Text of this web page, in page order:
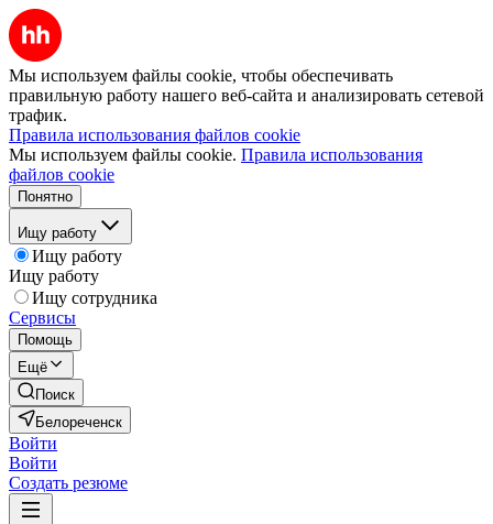
Мы используем файлы cookie, чтобы обеспечивать
правильную работу нашего веб-сайта и анализировать сетевой
трафик.
Правила использования файлов cookie
Мы используем файлы cookie. Правила использования
файлов cookie
Понятно
Ищу работу
Ищу работу
Ищу работу
Ищу сотрудника
Сервисы
Помощь
Ещё
Поиск
Белореченск
Войти
Войти
Создать резюме